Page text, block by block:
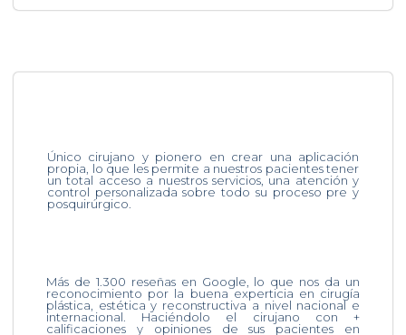
Único cirujano y pionero en crear una aplicación
propia, lo que les permite a nuestros pacientes tener
un total acceso a nuestros servicios, una atención y
control personalizada sobre todo su proceso pre y
posquirúrgico.
Más de 1.300 reseñas en Google, lo que nos da un
reconocimiento por la buena experticia en cirugía
plástica, estética y reconstructiva a nivel nacional e
internacional. Haciéndolo el cirujano con +
calificaciones y opiniones de sus pacientes en